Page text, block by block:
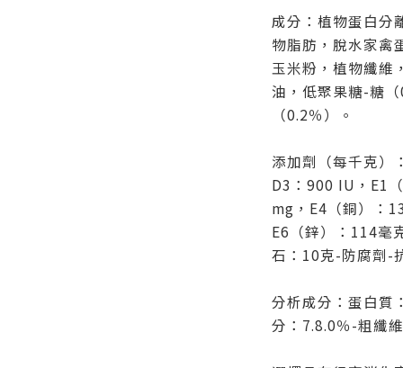
成分：植物蛋白分
物脂肪，脫水家禽
玉米粉，植物纖維
油，低聚果糖-糖
（0.2％）。
添加劑（每千克）
D3：900 IU，E1
mg，E4（銅）：
E6（鋅）：114毫
石：10克-防腐劑-
分析成分：蛋白質
分：7.8.0％-粗纖